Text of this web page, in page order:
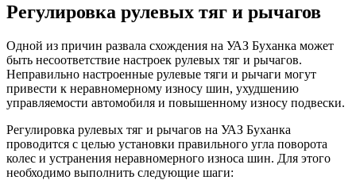
Регулировка рулевых тяг и рычагов
Одной из причин развала схождения на УАЗ Буханка может
быть несоответствие настроек рулевых тяг и рычагов.
Неправильно настроенные рулевые тяги и рычаги могут
привести к неравномерному износу шин, ухудшению
управляемости автомобиля и повышенному износу подвески.
Регулировка рулевых тяг и рычагов на УАЗ Буханка
проводится с целью установки правильного угла поворота
колес и устранения неравномерного износа шин. Для этого
необходимо выполнить следующие шаги: